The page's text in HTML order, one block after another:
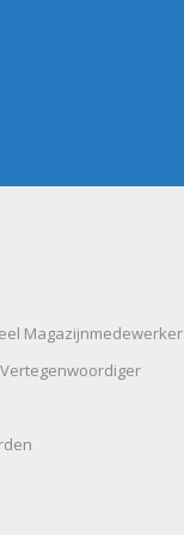
Magazijnmedewerker